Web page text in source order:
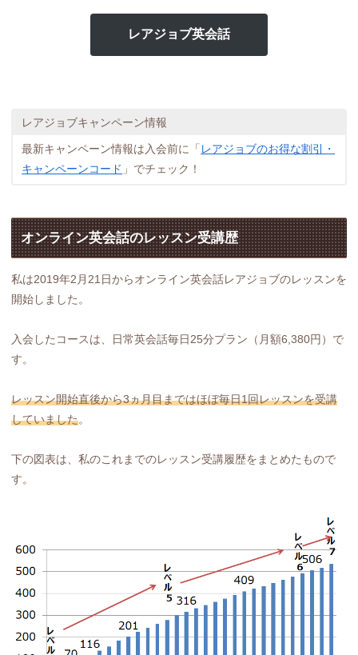
レアジョブ英会話
レアジョブキャンペーン情報
最新キャンペーン情報は入会前に「 レアジョブのお得な割引・
キャンペーンコード 」でチェック！
オンライン英会話のレッスン受講歴
私は2019年2月21日からオンライン英会話レアジョブのレッスンを
開始しました。
入会したコースは、日常英会話毎日25分プラン（月額6,380円）で
す。
レッスン開始直後から3ヵ月目まではほぼ毎日1回レッスンを受講
していました。
下の図表は、私のこれまでのレッスン受講履歴をまとめたもので
す。